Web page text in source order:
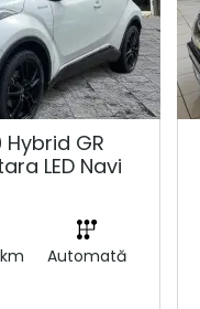
Hybrid GR
LED Navi
Automată